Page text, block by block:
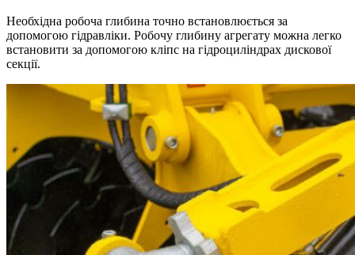
Необхідна робоча глибина точно встановлюється за
допомогою гідравліки. Робочу глибину агрегату можна легко
встановити за допомогою кліпс на гідроциліндрах дискової
секції.